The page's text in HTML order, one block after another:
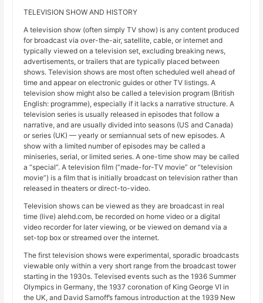
TELEVISION SHOW AND HISTORY
A television show (often simply TV show) is any content produced
for broadcast via over-the-air, satellite, cable, or internet and
typically viewed on a television set, excluding breaking news,
advertisements, or trailers that are typically placed between
shows. Television shows are most often scheduled well ahead of
time and appear on electronic guides or other TV listings. A
television show might also be called a television program (British
English: programme), especially if it lacks a narrative structure. A
television series is usually released in episodes that follow a
narrative, and are usually divided into seasons (US and Canada)
or series (UK) — yearly or semiannual sets of new episodes. A
show with a limited number of episodes may be called a
miniseries, serial, or limited series. A one-time show may be called
a “special”. A television film (“made-for-TV movie” or “television
movie”) is a film that is initially broadcast on television rather than
released in theaters or direct-to-video.
Television shows can be viewed as they are broadcast in real
time (live) alehd.com, be recorded on home video or a digital
video recorder for later viewing, or be viewed on demand via a
set-top box or streamed over the internet.
The first television shows were experimental, sporadic broadcasts
viewable only within a very short range from the broadcast tower
starting in the 1930s. Televised events such as the 1936 Summer
Olympics in Germany, the 1937 coronation of King George VI in
the UK, and David Sarnoff’s famous introduction at the 1939 New